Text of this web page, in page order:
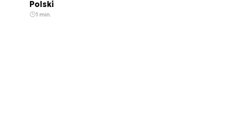
Polski
1 min.